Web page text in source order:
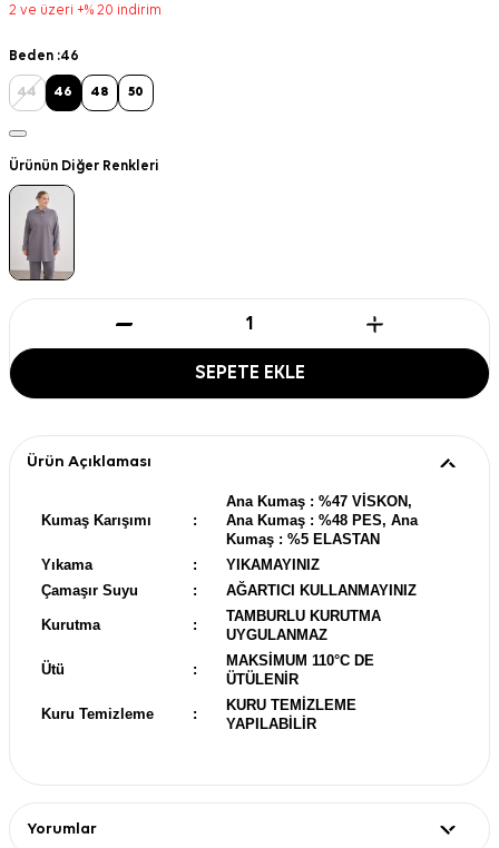
2 ve üzeri +% 20 indirim
Beden :46
44 46 48 50
Ürünün Diğer Renkleri
SEPETE EKLE
Ürün Açıklaması
Kumaş Karışımı :
Ana Kumaş : %47 VİSKON,
Ana Kumaş : %48 PES, Ana
Kumaş : %5 ELASTAN
Yıkama
:
YIKAMAYINIZ
Çamaşır Suyu
: AĞARTICI KULLANMAYINIZ
Kurutma :
TAMBURLU KURUTMA
UYGULANMAZ
Ütü :
MAKSİMUM 110°C DE
ÜTÜLENİR
Kuru Temizleme :
KURU TEMİZLEME
YAPILABİLİR
Yorumlar